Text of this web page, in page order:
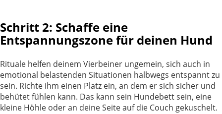
Schritt 2: Schaffe eine
Entspannungszone für deinen Hund
Rituale helfen deinem Vierbeiner ungemein, sich auch in
emotional belastenden Situationen halbwegs entspannt zu
sein. Richte ihm einen Platz ein, an dem er sich sicher und
behütet fühlen kann. Das kann sein Hundebett sein, eine
kleine Höhle oder an deine Seite auf die Couch gekuschelt.